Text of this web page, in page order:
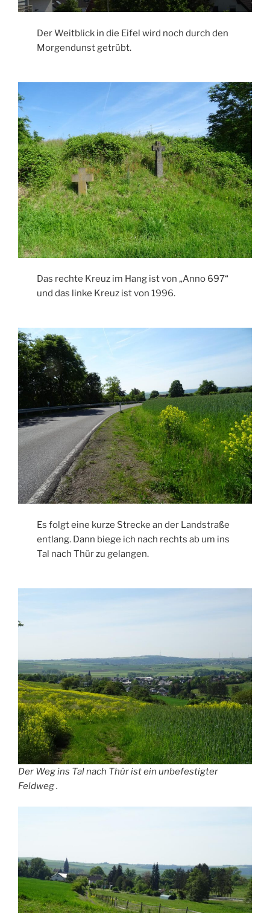
Der Weitblick in die Eifel wird noch durch den
Morgendunst getrübt.
Das rechte Kreuz im Hang ist von „Anno 697“
und das linke Kreuz ist von 1996.
Es folgt eine kurze Strecke an der Landstraße
entlang. Dann biege ich nach rechts ab um ins
Tal nach Thür zu gelangen.
Der Weg ins Tal nach Thür ist ein unbefestigter
Feldweg .